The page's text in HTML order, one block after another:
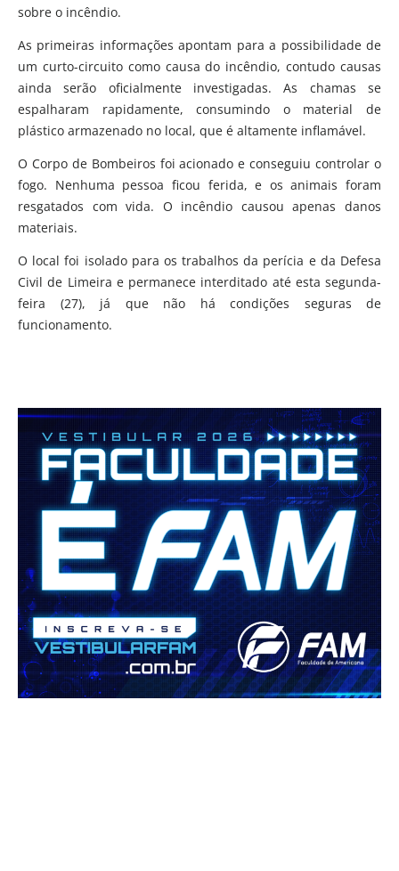
sobre o incêndio.
As primeiras informações apontam para a possibilidade de
um curto-circuito como causa do incêndio, contudo causas
ainda serão oficialmente investigadas. As chamas se
espalharam rapidamente, consumindo o material de
plástico armazenado no local, que é altamente inflamável.
O Corpo de Bombeiros foi acionado e conseguiu controlar o
fogo. Nenhuma pessoa ficou ferida, e os animais foram
resgatados com vida. O incêndio causou apenas danos
materiais.
O local foi isolado para os trabalhos da perícia e da Defesa
Civil de Limeira e permanece interditado até esta segunda-
feira (27), já que não há condições seguras de
funcionamento.